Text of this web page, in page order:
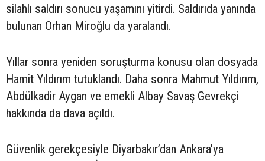
silahlı saldırı sonucu yaşamını yitirdi. Saldırıda yanında
bulunan Orhan Miroğlu da yaralandı.
Yıllar sonra yeniden soruşturma konusu olan dosyada
Hamit Yıldırım tutuklandı. Daha sonra Mahmut Yıldırım,
Abdülkadir Aygan ve emekli Albay Savaş Gevrekçi
hakkında da dava açıldı.
Güvenlik gerekçesiyle Diyarbakır’dan Ankara’ya